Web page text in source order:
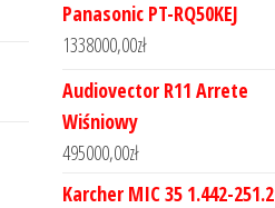
Panasonic PT-RQ50KEJ
1338000,00zł
Audiovector R11 Arrete
Wiśniowy
495000,00zł
Karcher MIC 35 1.442-251.2